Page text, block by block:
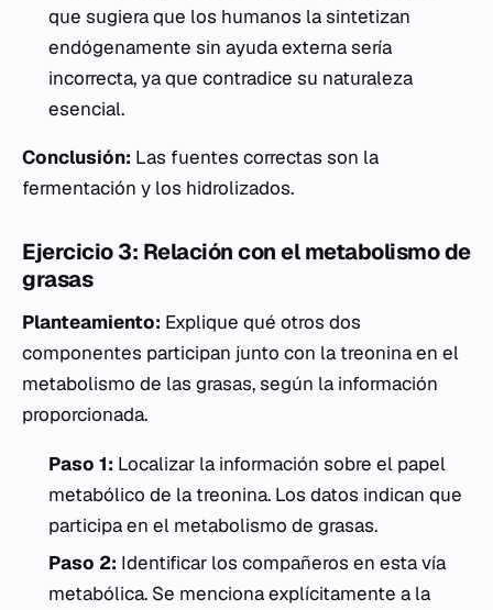
que sugiera que los humanos la sintetizan
endógenamente sin ayuda externa sería
incorrecta, ya que contradice su naturaleza
esencial.
Conclusión: Las fuentes correctas son la
fermentación y los hidrolizados.
Ejercicio 3: Relación con el metabolismo de
grasas
Planteamiento: Explique qué otros dos
componentes participan junto con la treonina en el
metabolismo de las grasas, según la información
proporcionada.
Paso 1: Localizar la información sobre el papel
metabólico de la treonina. Los datos indican que
participa en el metabolismo de grasas.
Paso 2: Identificar los compañeros en esta vía
metabólica. Se menciona explícitamente a la